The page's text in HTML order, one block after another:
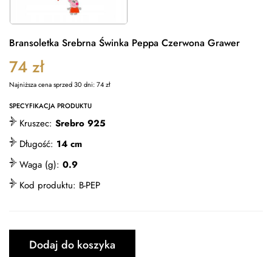
Bransoletka Srebrna Świnka Peppa Czerwona Grawer
74 zł
Najniższa cena sprzed 30 dni:74zł
SPECYFIKACJA PRODUKTU
Kruszec: Srebro 925
Długość: 14 cm
Waga (g): 0.9
Kod produktu: B-PEP
Dodaj do koszyka